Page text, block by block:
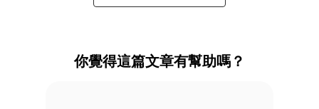
你覺得這篇文章有幫助嗎？